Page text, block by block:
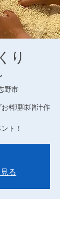
り
野市
料理味噌汁作
る